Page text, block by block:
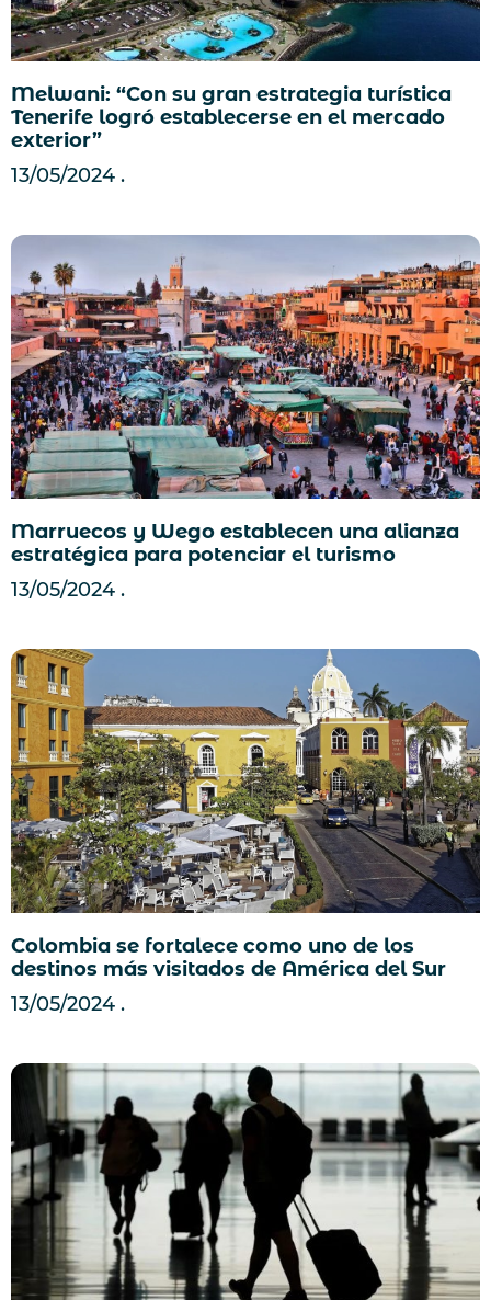
Melwani: “Con su gran estrategia turística
Tenerife logró establecerse en el mercado
exterior”
13/05/2024
Marruecos y Wego establecen una alianza
estratégica para potenciar el turismo
13/05/2024
Colombia se fortalece como uno de los
destinos más visitados de América del Sur
13/05/2024